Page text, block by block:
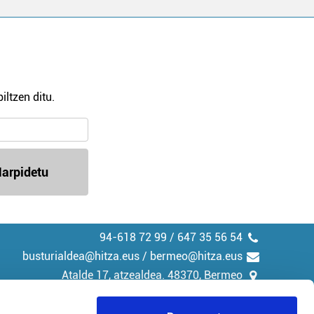
ditu.
94-618 72 99 / 647 35 56 54
busturialdea@hitza.eus / bermeo@hitza.eus
Atalde 17, atzealdea. 48370, Bermeo